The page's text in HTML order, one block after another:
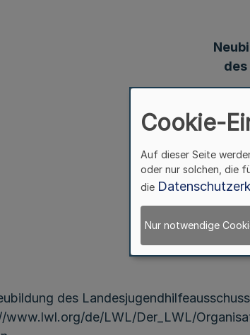
des
www.lwl.org/de/LWL/Der_LWL/
Cookie-
Auf dieser Seite
oder nur solchen, die
die
Nur notwendige